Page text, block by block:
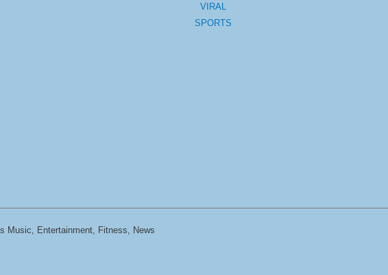
VIRAL
SPORTS
Music, Entertainment, Fitness, News